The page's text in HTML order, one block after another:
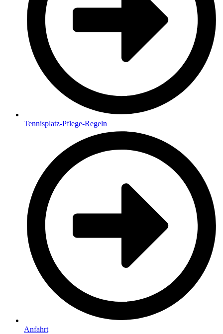
Tennisplatz-Pflege-Regeln
Anfahrt